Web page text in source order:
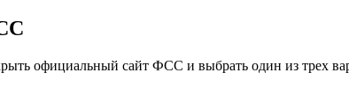
официальный сайт ФСС и выбрать один из трех